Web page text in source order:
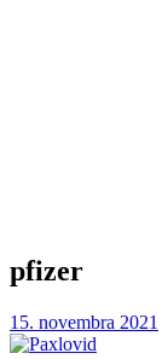
pfizer
15. novembra 2021